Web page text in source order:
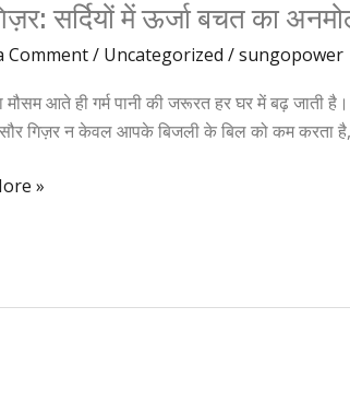
सर्दियों में ऊर्जा बचत का
Comment/ Uncategorized /sungopower
मौसम आते ही गर्म पानी की जरूरत हर घर में बढ़
गिज़र न केवल आपके बिजली के बिल को कम करता है,
»